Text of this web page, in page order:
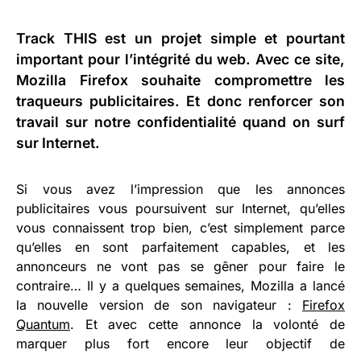
Track THISest un projet simple et pourtant
important pour l’intégrité du web. Avec ce site,
Mozilla Firefox souhaite compromettre les
traqueurs publicitaires. Et donc renforcer son
travail sur notre confidentialité quand on surf
sur Internet.
Si vous avez l’impression que les annonces
publicitaires vous poursuivent sur Internet, qu’elles
vous connaissent trop bien, c’est simplement parce
qu’elles en sont parfaitement capables, et les
annonceurs ne vont pas se gêner pour faire le
contraire… Il y a quelques semaines, Mozilla a lancé
la nouvelle version de son navigateur : Firefox
Quantum. Et avec cette annonce la volonté de
marquer plus fort encore leur objectif de